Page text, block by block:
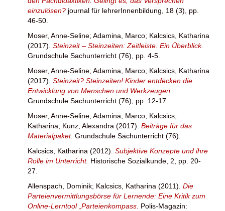
einzulösen? journal für lehrerInnenbildung, 18 (3), pp.
46-50.
Moser, Anne-Seline; Adamina, Marco; Kalcsics, Katharina
(2017). Steinzeit – Steinzeiten: Zeitleiste: Ein Überblick.
Grundschule Sachunterricht (76), pp. 4-5.
Moser, Anne-Seline; Adamina, Marco; Kalcsics, Katharina
(2017). Steinzeit? Steinzeiten! Kinder entdecken die
Entwicklung von Menschen und Werkzeugen.
Grundschule Sachunterricht (76), pp. 12-17.
Moser, Anne-Seline; Adamina, Marco; Kalcsics,
Katharina; Kunz, Alexandra (2017). Beiträge für das
Materialpaket. Grundschule Sachunterricht (76).
Kalcsics, Katharina (2012). Subjektive Konzepte und ihre
Rolle im Unterricht. Historische Sozialkunde, 2, pp. 20-
27.
Allenspach, Dominik; Kalcsics, Katharina (2011). Die
Parteienvermittlungsbörse für Lernende: Eine Kritik zum
Online-Lerntool „Parteienkompass. Polis-Magazin: